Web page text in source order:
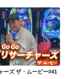
GOGO リサーチャーズ ザ・ムービー#41
ーズ ザ・ムービー#41